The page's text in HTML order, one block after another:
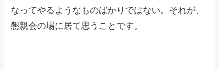
なってやるようなものばかりではない。それが、
懇親会の場に居て思うことです。